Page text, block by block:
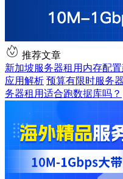
推荐文章
新加坡服务器租用内存配
应用解析 预算有限时服务
务器租用适合跑数据库吗？